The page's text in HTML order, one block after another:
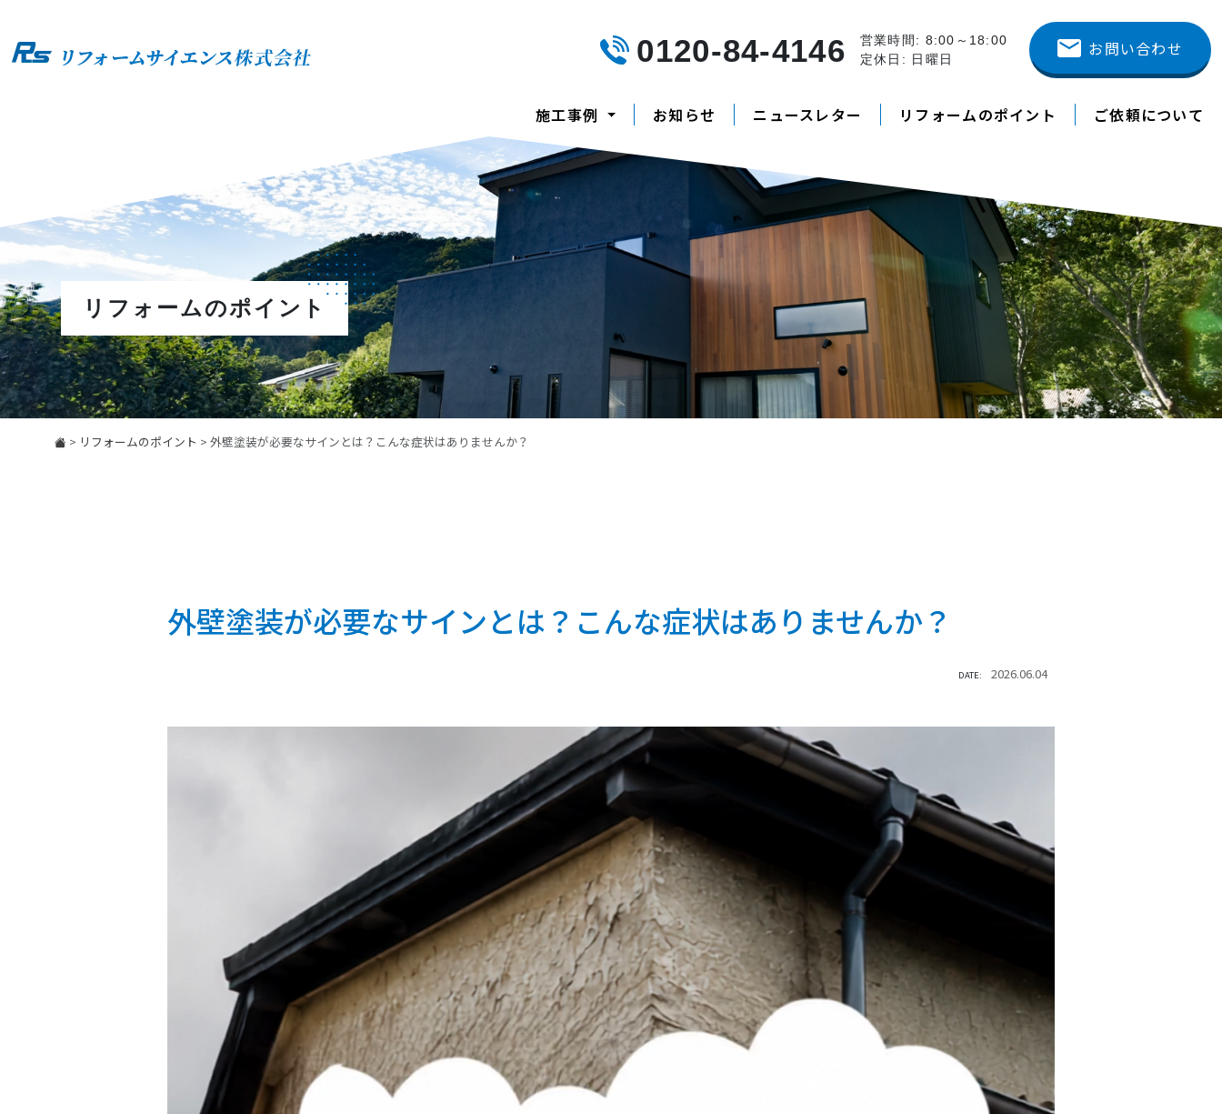
0120-84-4146
営業時間: 8:00～18:00
定休日: 日曜日
お問い合わせ
施工事例 お知らせ ニュースレター リフォームのポイント ご依頼について
リフォームのポイント
> リフォームのポイント > 外壁塗装が必要なサインとは？こんな症状はありませんか？
外壁塗装が必要なサインとは？こんな症状はありませんか？
DATE: 2026.06.04